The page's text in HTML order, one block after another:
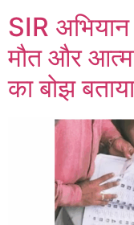
SIR
मौत और
का बोझ बताया